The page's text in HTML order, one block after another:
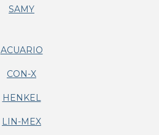
SAMY
ACUARIO
CON-X
HENKEL
LIN-MEX